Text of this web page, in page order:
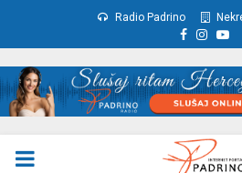
Radio Padrino
Facebook
PRIMARY